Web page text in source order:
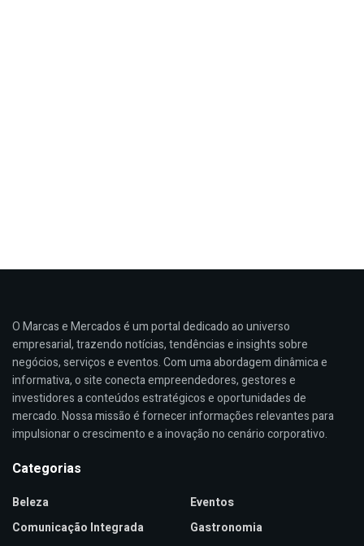
O Marcas e Mercados é um portal dedicado ao universo
empresarial, trazendo notícias, tendências e insights sobre
negócios, serviços e eventos. Com uma abordagem dinâmica e
informativa, o site conecta empreendedores, gestores e
investidores a conteúdos estratégicos e oportunidades de
mercado. Nossa missão é fornecer informações relevantes para
impulsionar o crescimento e a inovação no cenário corporativo.
Categorias
Beleza
Comunicação Integrada
Eventos
Gastronomia